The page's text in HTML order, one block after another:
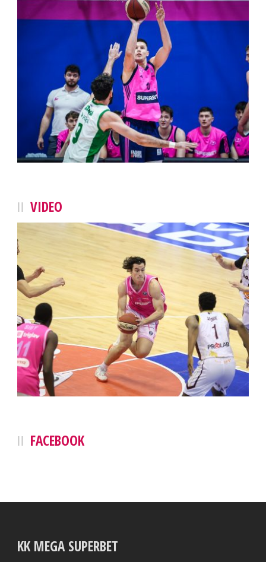
VIDEO
FACEBOOK
KK MEGA SUPERBET